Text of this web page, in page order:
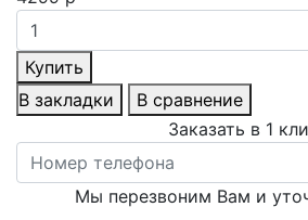
Купить
В закладки
В сравнение
Заказать в 1
Мы перезвоним Вам и